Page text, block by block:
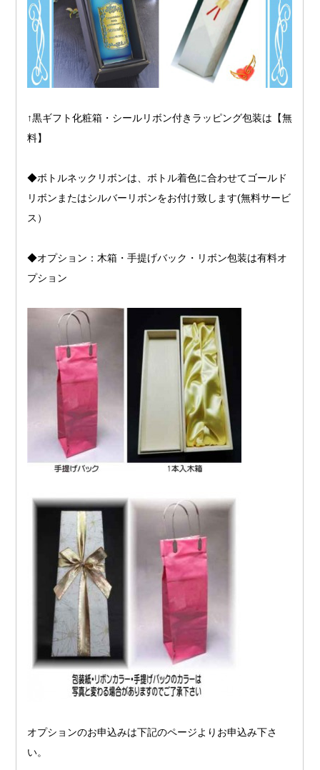
↑黒ギフト化粧箱・シールリボン付きラッピング包装は【無
料】
◆ボトルネックリボンは、ボトル着色に合わせてゴールド
リボンまたはシルバーリボンをお付け致します(無料サービ
ス）
◆オプション：木箱・手提げバック・リボン包装は有料オ
プション
オプションのお申込みは下記のページよりお申込み下さ
い。